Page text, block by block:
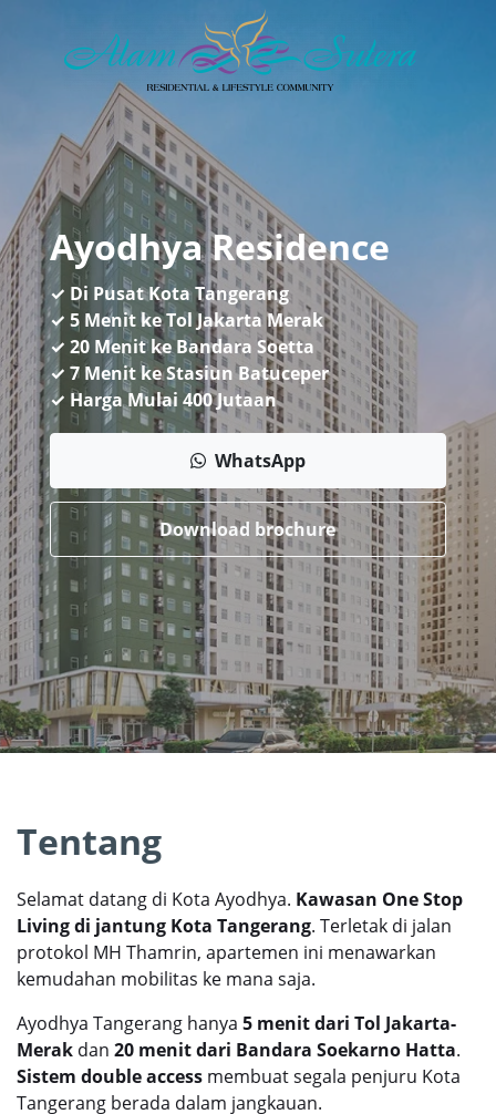
Ayodhya Residence
✓ Di Pusat Kota Tangerang
✓ 5 Menit ke Tol Jakarta Merak
✓ 20 Menit ke Bandara Soetta
✓ 7 Menit ke Stasiun Batuceper
✓ Harga Mulai 400 Jutaan
WhatsApp
Download brochure
Tentang
Selamat datang di Kota Ayodhya. Kawasan One Stop
Living di jantung Kota Tangerang. Terletak di jalan
protokol MH Thamrin, apartemen ini menawarkan
kemudahan mobilitas ke mana saja.
Ayodhya Tangerang hanya 5 menit dari Tol Jakarta-
Merak dan 20 menit dari Bandara Soekarno Hatta.
Sistem double access membuat segala penjuru Kota
Tangerang berada dalam jangkauan.